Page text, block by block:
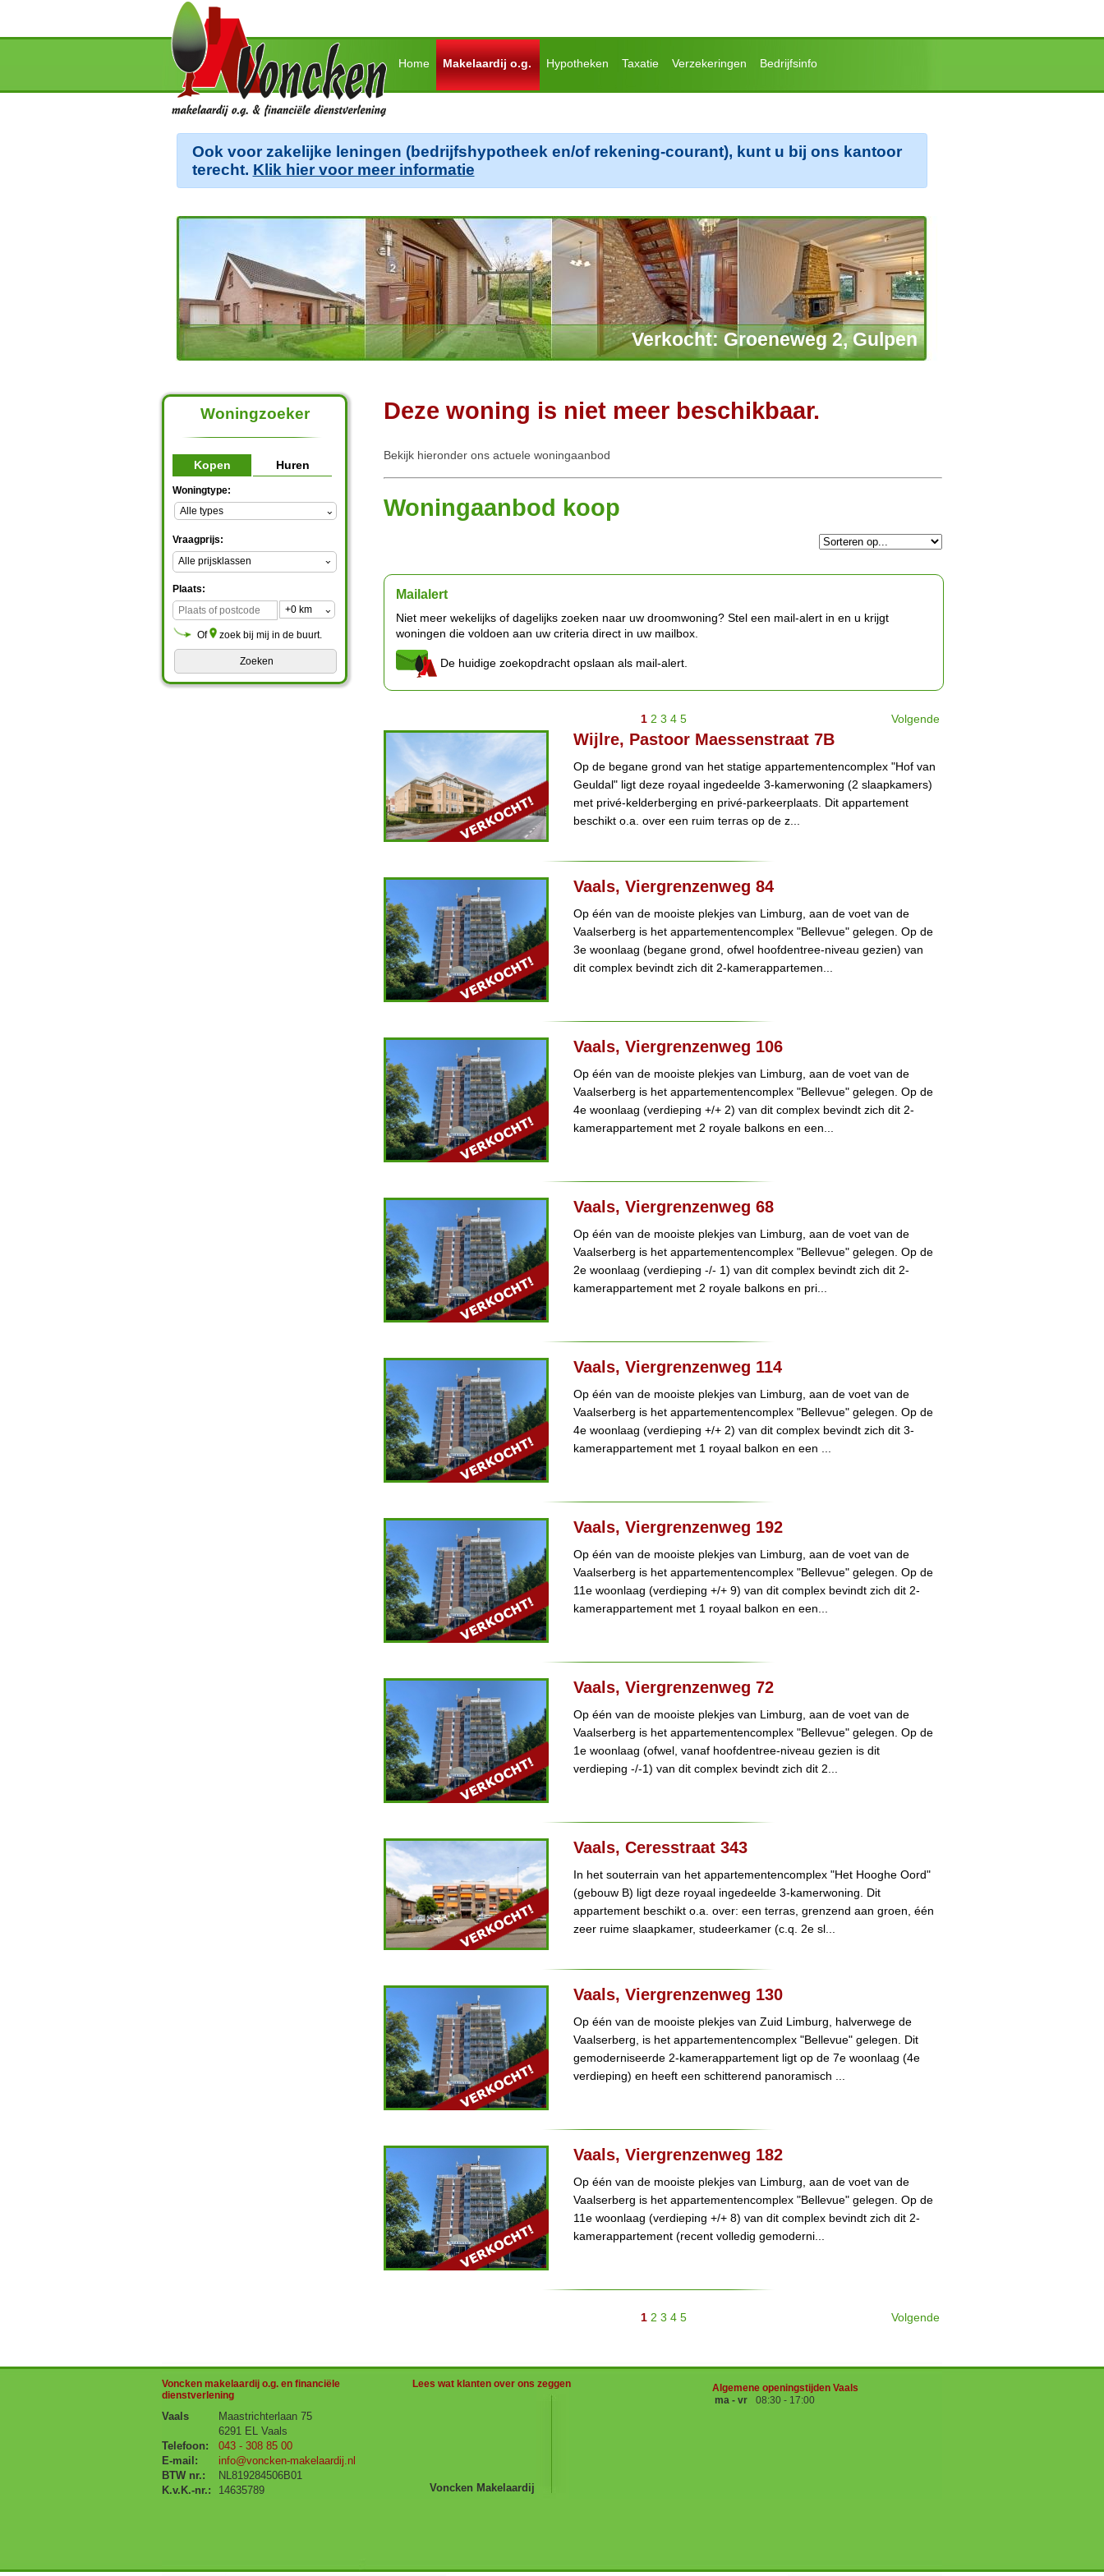
Home Makelaardij o.g. Hypotheken Taxatie Verzekeringen Bedrijfsinfo
Ook voor zakelijke leningen (bedrijfshypotheek en/of rekening-courant), kunt u bij ons kantoor
terecht. Klik hier voor meer informatie
Verkocht: Groeneweg 2, Gulpen
Woningzoeker
Kopen Huren
Woningtype:
Vraagprijs:
Alle prijsklassen
Plaats:
Of zoek bij mij in de buurt.
Deze woning is niet meer beschikbaar.
Bekijk hieronder ons actuele woningaanbod
Woningaanbod koop
Mailalert
Niet meer wekelijks of dagelijks zoeken naar uw droomwoning? Stel een mail-alert in en u krijgt
woningen die voldoen aan uw criteria direct in uw mailbox.
De huidige zoekopdracht opslaan als mail-alert.
1 2 3 4 5 Volgende
Wijlre, Pastoor Maessenstraat 7B
Op de begane grond van het statige appartementencomplex "Hof van
Geuldal" ligt deze royaal ingedeelde 3-kamerwoning (2 slaapkamers)
met privé-kelderberging en privé-parkeerplaats. Dit appartement
beschikt o.a. over een ruim terras op de z...
Vaals, Viergrenzenweg 84
Op één van de mooiste plekjes van Limburg, aan de voet van de
Vaalserberg is het appartementencomplex "Bellevue" gelegen. Op de
3e woonlaag (begane grond, ofwel hoofdentree-niveau gezien) van
dit complex bevindt zich dit 2-kamerappartemen...
Vaals, Viergrenzenweg 106
Op één van de mooiste plekjes van Limburg, aan de voet van de
Vaalserberg is het appartementencomplex "Bellevue" gelegen. Op de
4e woonlaag (verdieping +/+ 2) van dit complex bevindt zich dit 2-
kamerappartement met 2 royale balkons en een...
Vaals, Viergrenzenweg 68
Op één van de mooiste plekjes van Limburg, aan de voet van de
Vaalserberg is het appartementencomplex "Bellevue" gelegen. Op de
2e woonlaag (verdieping -/- 1) van dit complex bevindt zich dit 2-
kamerappartement met 2 royale balkons en pri...
Vaals, Viergrenzenweg 114
Op één van de mooiste plekjes van Limburg, aan de voet van de
Vaalserberg is het appartementencomplex "Bellevue" gelegen. Op de
4e woonlaag (verdieping +/+ 2) van dit complex bevindt zich dit 3-
kamerappartement met 1 royaal balkon en een ...
Vaals, Viergrenzenweg 192
Op één van de mooiste plekjes van Limburg, aan de voet van de
Vaalserberg is het appartementencomplex "Bellevue" gelegen. Op de
11e woonlaag (verdieping +/+ 9) van dit complex bevindt zich dit 2-
kamerappartement met 1 royaal balkon en een...
Vaals, Viergrenzenweg 72
Op één van de mooiste plekjes van Limburg, aan de voet van de
Vaalserberg is het appartementencomplex "Bellevue" gelegen. Op de
1e woonlaag (ofwel, vanaf hoofdentree-niveau gezien is dit
verdieping -/-1) van dit complex bevindt zich dit 2...
Vaals, Ceresstraat 343
In het souterrain van het appartementencomplex "Het Hooghe Oord"
(gebouw B) ligt deze royaal ingedeelde 3-kamerwoning. Dit
appartement beschikt o.a. over: een terras, grenzend aan groen, één
zeer ruime slaapkamer, studeerkamer (c.q. 2e sl...
Vaals, Viergrenzenweg 130
Op één van de mooiste plekjes van Zuid Limburg, halverwege de
Vaalserberg, is het appartementencomplex "Bellevue" gelegen. Dit
gemoderniseerde 2-kamerappartement ligt op de 7e woonlaag (4e
verdieping) en heeft een schitterend panoramisch ...
Vaals, Viergrenzenweg 182
Op één van de mooiste plekjes van Limburg, aan de voet van de
Vaalserberg is het appartementencomplex "Bellevue" gelegen. Op de
11e woonlaag (verdieping +/+ 8) van dit complex bevindt zich dit 2-
kamerappartement (recent volledig gemoderni...
1 2 3 4 5 Volgende
Voncken makelaardij o.g. en financiële
dienstverlening
Vaals
Maastrichterlaan 75
6291 EL Vaals
Telefoon: 043 - 308 85 00
E-mail:
info@voncken-makelaardij.nl
BTW nr.:
NL819284506B01
K.v.K.-nr.:
14635789
Lees wat klanten over ons zeggen
Voncken Makelaardij
Algemene openingstijden Vaals
ma - vr
08:30 - 17:00